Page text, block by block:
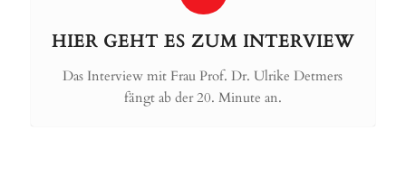
HIER GEHT ES ZUM INTERVIEW
Das Interview mit Frau Prof. Dr. Ulrike Detmers
fängt ab der 20. Minute an.